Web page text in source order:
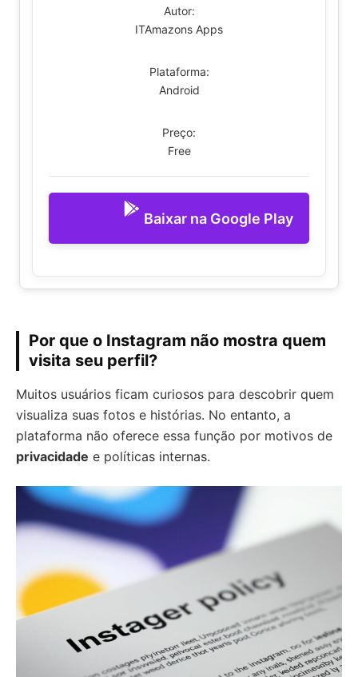
Autor:
ITAmazons Apps
Plataforma:
Android
Preço:
Free
Baixar na Google Play
Por que o Instagram não mostra quem
visita seu perfil?
Muitos usuários ficam curiosos para descobrir quem
visualiza suas fotos e histórias. No entanto, a
plataforma não oferece essa função por motivos de
privacidade e políticas internas.